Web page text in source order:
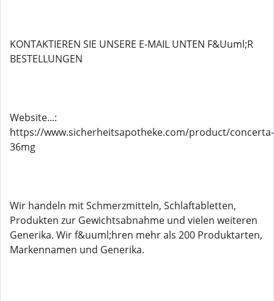
KONTAKTIEREN SIE UNSERE E-MAIL UNTEN F&Uuml;R
BESTELLUNGEN
Website...:
https://www.sicherheitsapotheke.com/product/concerta-
36mg
Wir handeln mit Schmerzmitteln, Schlaftabletten,
Produkten zur Gewichtsabnahme und vielen weiteren
Generika. Wir f&uuml;hren mehr als 200 Produktarten,
Markennamen und Generika.